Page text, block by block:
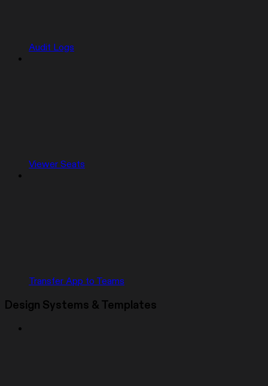
Audit Logs
Viewer Seats
Transfer App to Teams
Design Systems & Templates